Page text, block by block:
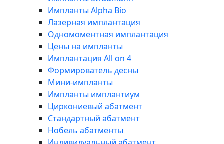
Импланты Alpha Bio
Лазерная имплантация
Одномоментная имплантация
Цены на импланты
Имплантация All on 4
Формирователь десны
Мини-импланты
Импланты имплантиум
Циркониевый абатмент
Стандартный абатмент
Нобель абатменты